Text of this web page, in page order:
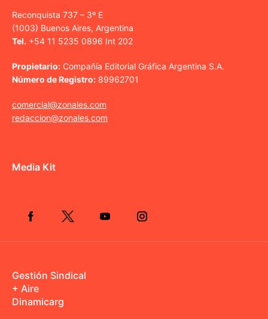
Reconquista 737 – 3º E
(1003) Buenos Aires, Argentina
Tel. +54 11 5235 0896 Int 202
Propietario: Compañía Editorial Gráfica Argentina S.A.
Número de Registro: 89962701
comercial@zonales.com
redaccion@zonales.com
Media Kit
Gestión Sindical
+ Aire
Dinamicarg